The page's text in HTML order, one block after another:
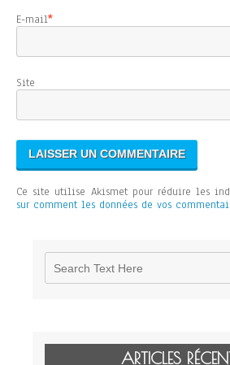
E-mail*
Site
Ce site utilise Akismet pour réduire les
sur comment les données de vos
ARTICLES